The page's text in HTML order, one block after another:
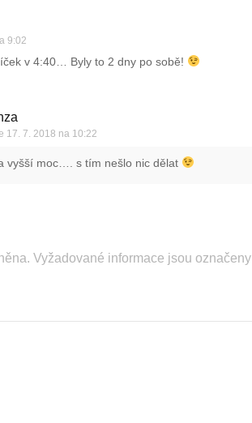
9:02
v 4:40… Byly to 2 dny po sobě!
17. 7. 2018 na 10:22
vyšší moc…. s tím nešlo nic dělat
Vyžadované informace jsou označeny